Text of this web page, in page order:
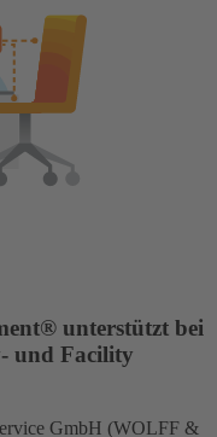
unterstützt bei
und Facility
GmbH (WOLFF &